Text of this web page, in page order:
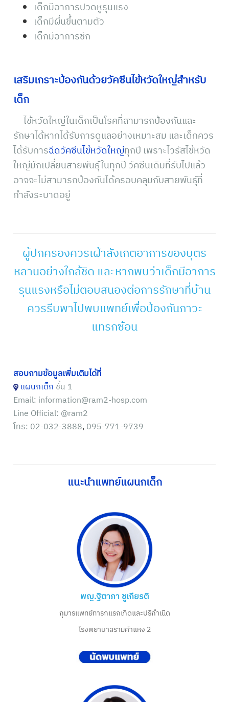
เด็กมีอาการปวดหูรุนแรง
เด็กมีผื่นขึ้นตามตัว
เด็กมีอาการชัก
เสริมเกราะป้องกันด้วยวัคซีนไข้หวัดใหญ่สำหรับ
เด็ก
ไข้หวัดใหญ่ในเด็กเป็นโรคที่สามารถป้องกันและ
รักษาได้หากได้รับการดูแลอย่างเหมาะสม และเด็กควร
ได้รับการฉีดวัคซีนไข้หวัดใหญ่ทุกปี เพราะไวรัสไข้หวัด
ใหญ่มักเปลี่ยนสายพันธุ์ในทุกปี วัคซีนเดิมที่รับไปแล้ว
อาจจะไม่สามารถป้องกันได้ครอบคลุมกับสายพันธุ์ที่
กำลังระบาดอยู่
ผู้ปกครองควรเฝ้าสังเกตอาการของบุตร
หลานอย่างใกล้ชิด และหากพบว่าเด็กมีอาการ
รุนแรงหรือไม่ตอบสนองต่อการรักษาที่บ้าน
ควรรีบพาไปพบแพทย์เพื่อป้องกันภาวะ
แทรกซ้อน
สอบถามข้อมูลเพิ่มเติมได้ที่
แผนกเด็ก ชั้น 1
Email: information@ram2-hosp.com
Line Official: @ram2
โทร: 02-032-3888, 095-771-9739
แนะนำแพทย์แผนกเด็ก
พญ.ฐิตาภา ชูเกียรติ
กุมารแพทย์ทารกแรกเกิดและปริกำเนิด
โรงพยาบาลรามคำแหง 2